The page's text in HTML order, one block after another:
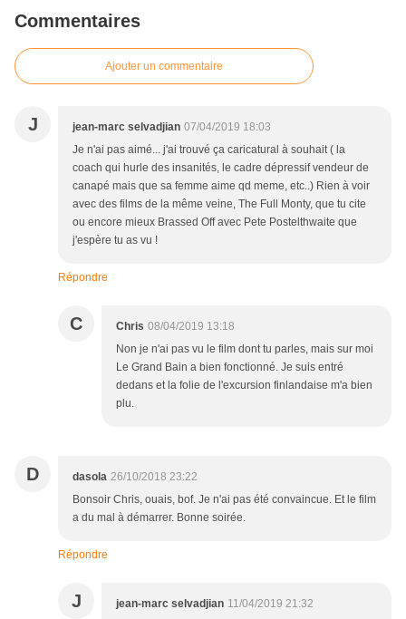
Commentaires
Ajouter un commentaire
J jean-marc selvadjian 07/04/2019 18:03
Je n'ai pas aimé... j'ai trouvé ça caricatural à souhait ( la
coach qui hurle des insanités, le cadre dépressif vendeur de
canapé mais que sa femme aime qd meme, etc..) Rien à voir
avec des films de la même veine, The Full Monty, que tu cite
ou encore mieux Brassed Off avec Pete Postelthwaite que
j'espère tu as vu !
Répondre
C Chris 08/04/2019 13:18
Non je n'ai pas vu le film dont tu parles, mais sur moi
Le Grand Bain a bien fonctionné. Je suis entré
dedans et la folie de l'excursion finlandaise m'a bien
plu.
D dasola 26/10/2018 23:22
Bonsoir Chris, ouais, bof. Je n'ai pas été convaincue. Et le film
a du mal à démarrer. Bonne soirée.
Répondre
J jean-marc selvadjian 11/04/2019 21:32